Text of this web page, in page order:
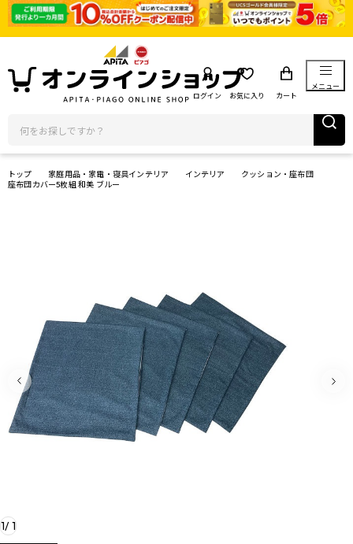
ログイン お気に入り カート
メニュー
トップ 家庭用品・家電・寝具インテリア インテリア
クッション・座布団
座布団カバー5枚組 和美 ブルー
1/1